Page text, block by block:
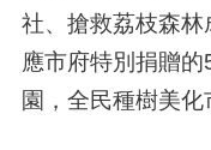
社、搶救荔枝森
應市府特別捐贈
園，全民種樹美化